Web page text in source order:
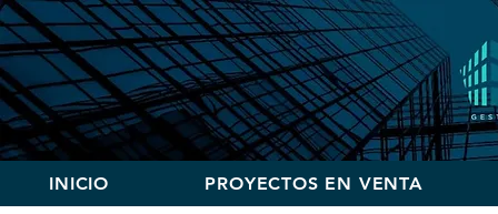
INICIO PROYECTOS EN VENTA